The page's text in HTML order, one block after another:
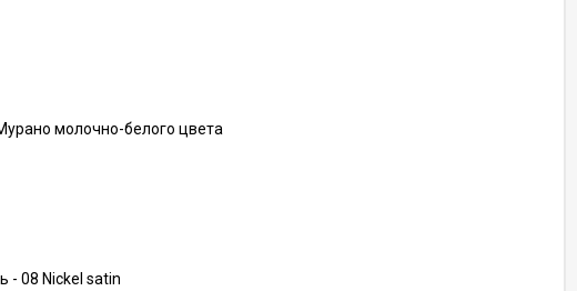
молочно-белого цвета
- 08 Nickel satin